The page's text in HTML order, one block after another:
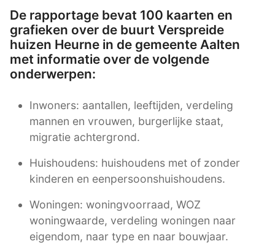
De rapportage bevat 100 kaarten en
grafieken over de buurt Verspreide
huizen Heurne in de gemeente Aalten
met informatie over de volgende
onderwerpen:
Inwoners: aantallen, leeftijden, verdeling
mannen en vrouwen, burgerlijke staat,
migratie achtergrond.
Huishoudens: huishoudens met of zonder
kinderen en eenpersoonshuishoudens.
Woningen: woningvoorraad, WOZ
woningwaarde, verdeling woningen naar
eigendom, naar type en naar bouwjaar.